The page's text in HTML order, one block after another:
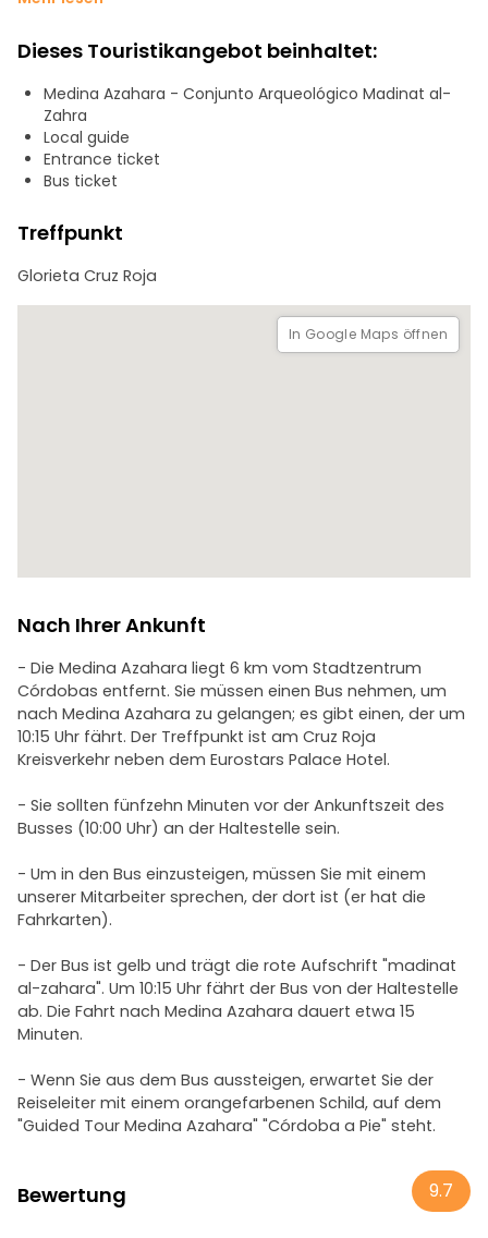
Komplexes vervollständigt wird, und wir werden zum
Beispiel den berühmten Cervatillo entdecken. Werden Sie
zu den Königen, Königinnen und Botschaftern, die an
diesen Ort kamen, um seine Pracht zu bewundern.
Dieses Touristikangebot beinhaltet:
Medina Azahara - Conjunto Arqueológico Madinat al-
Zahra
Local guide
Entrance ticket
Bus ticket
Treffpunkt
Glorieta Cruz Roja
In Google Maps öffnen
Nach Ihrer Ankunft
- Die Medina Azahara liegt 6 km vom Stadtzentrum
Córdobas entfernt. Sie müssen einen Bus nehmen, um
nach Medina Azahara zu gelangen; es gibt einen, der um
10:15 Uhr fährt. Der Treffpunkt ist am Cruz Roja
Kreisverkehr neben dem Eurostars Palace Hotel.
- Sie sollten fünfzehn Minuten vor der Ankunftszeit des
Busses (10:00 Uhr) an der Haltestelle sein.
- Um in den Bus einzusteigen, müssen Sie mit einem
unserer Mitarbeiter sprechen, der dort ist (er hat die
Fahrkarten).
- Der Bus ist gelb und trägt die rote Aufschrift "madinat
al-zahara". Um 10:15 Uhr fährt der Bus von der Haltestelle
ab. Die Fahrt nach Medina Azahara dauert etwa 15
Minuten.
- Wenn Sie aus dem Bus aussteigen, erwartet Sie der
Reiseleiter mit einem orangefarbenen Schild, auf dem
"Guided Tour Medina Azahara" "Córdoba a Pie" steht.
Bewertung 9.7